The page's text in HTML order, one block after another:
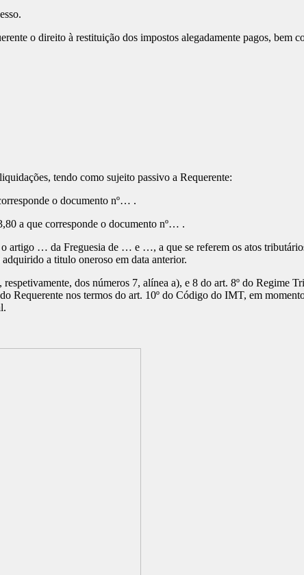
o direito à restituição dos impostos alegadamente pagos, bem
tendo como sujeito passivo a Requerente:
o documento nº… .
a que corresponde o documento nº… .
artigo … da Freguesia de … e …, a que se referem os atos
a titulo oneroso em data anterior.
dos números 7, alínea a), e 8 do art. 8º do Regime
Requerente nos termos do art. 10º do Código do IMT, em